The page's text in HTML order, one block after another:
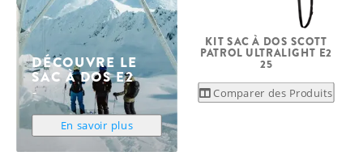
DÉCOUVRE LE
SAC À DOS E2
En savoir plus
KIT SAC À DOS SCOTT
PATROL ULTRALIGHT E2
25
Comparer des Produits